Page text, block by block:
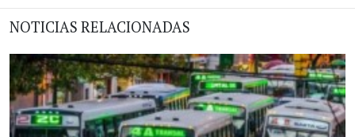
NOTICIAS RELACIONADAS